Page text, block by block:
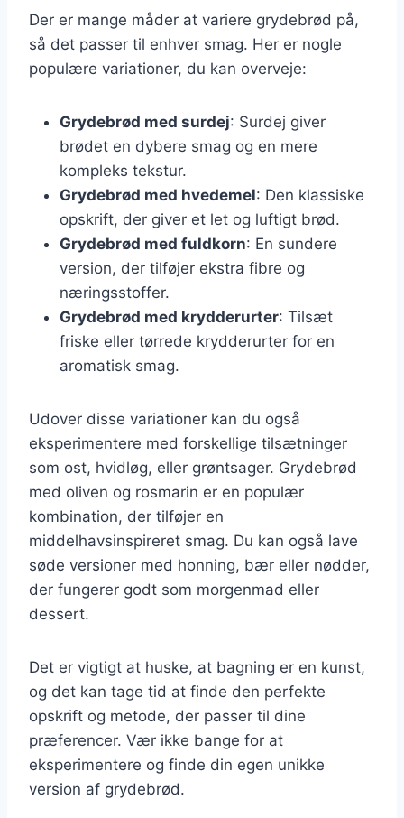
Der er mange måder at variere grydebrød på,
så det passer til enhver smag. Her er nogle
populære variationer, du kan overveje:
Grydebrød med surdej: Surdej giver
brødet en dybere smag og en mere
kompleks tekstur.
Grydebrød med hvedemel: Den klassiske
opskrift, der giver et let og luftigt brød.
Grydebrød med fuldkorn: En sundere
version, der tilføjer ekstra fibre og
næringsstoffer.
Grydebrød med krydderurter: Tilsæt
friske eller tørrede krydderurter for en
aromatisk smag.
Udover disse variationer kan du også
eksperimentere med forskellige tilsætninger
som ost, hvidløg, eller grøntsager. Grydebrød
med oliven og rosmarin er en populær
kombination, der tilføjer en
middelhavsinspireret smag. Du kan også lave
søde versioner med honning, bær eller nødder,
der fungerer godt som morgenmad eller
dessert.
Det er vigtigt at huske, at bagning er en kunst,
og det kan tage tid at finde den perfekte
opskrift og metode, der passer til dine
præferencer. Vær ikke bange for at
eksperimentere og finde din egen unikke
version af grydebrød.